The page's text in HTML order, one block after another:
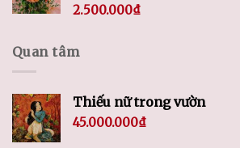
2.500.000₫
Quan tâm
Thiếu nữ trong vườn
45.000.000₫